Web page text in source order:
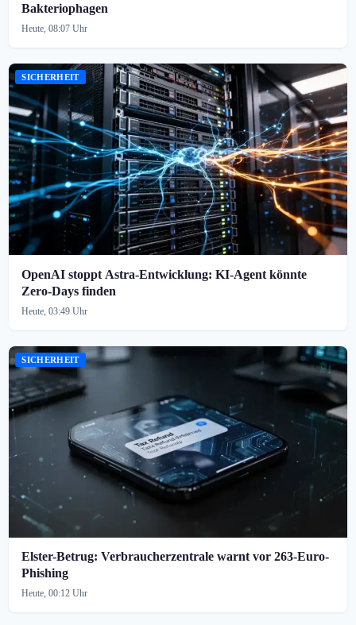
Bakteriophagen
Heute, 08:07 Uhr
SICHERHEIT
OpenAI stoppt Astra-Entwicklung: KI-Agent könnte
Zero-Days finden
Heute, 03:49 Uhr
SICHERHEIT
Elster-Betrug: Verbraucherzentrale warnt vor 263-Euro-
Phishing
Heute, 00:12 Uhr